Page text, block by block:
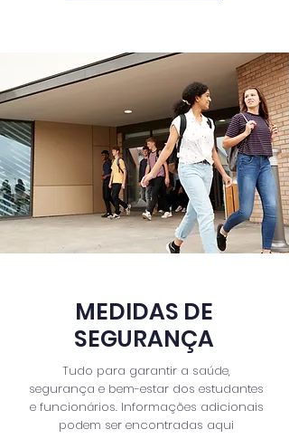
MEDIDAS DE
SEGURANÇA
Tudo para garantir a saúde,
segurança e bem-estar dos estudantes
e funcionários. Informações adicionais
podem ser encontradas aqui